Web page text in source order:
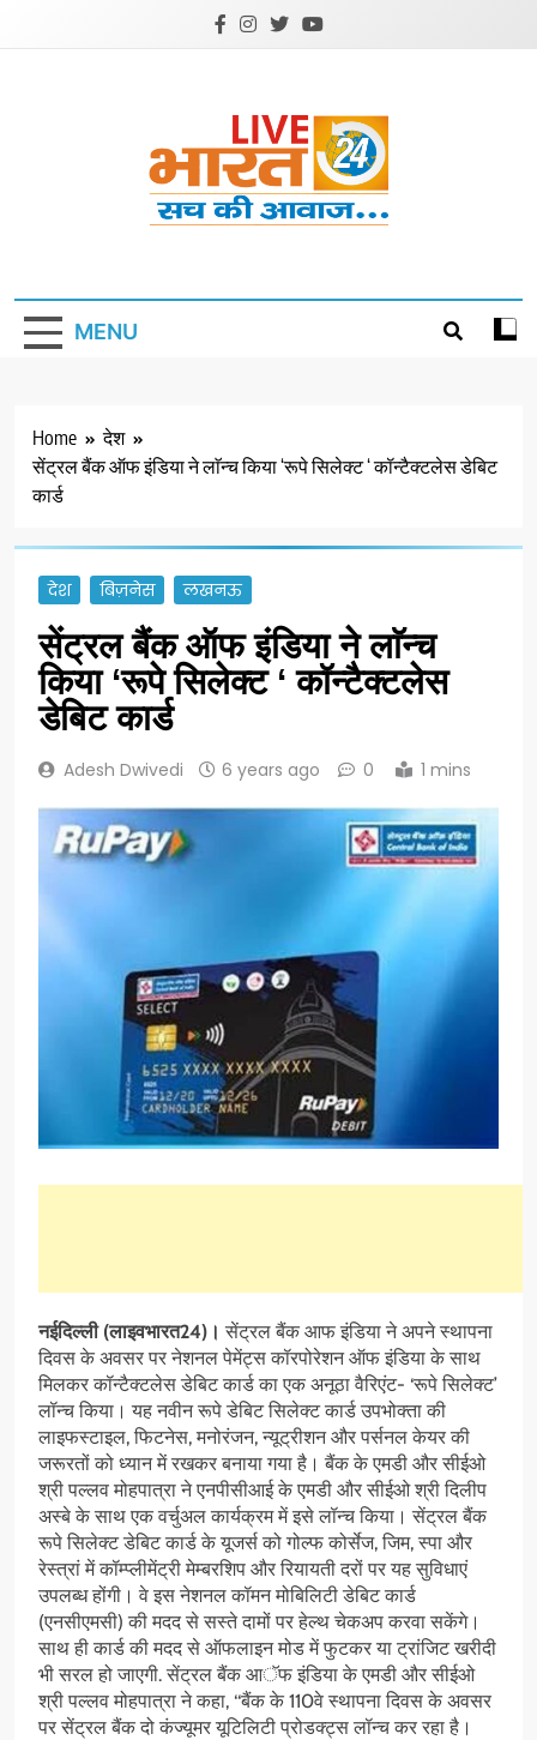
MENU
Home
देश
सेंट्रल बैंक ऑफ इंडिया ने लाॅन्च किया ‘रूपे सिलेक्ट ‘ कॉन्टैक्टलेस डेबिट
कार्ड
देश बिज़नेस लखनऊ
सेंट्रल बैंक ऑफ इंडिया ने लाॅन्च
किया ‘रूपे सिलेक्ट ‘ कॉन्टैक्टलेस
डेबिट कार्ड
Adesh Dwivedi 6 years ago 0 1 mins
नईदिल्ली (लाइवभारत24)। सेंट्रल बैंक आफ इंडिया ने अपने स्थापना
दिवस के अवसर पर नेशनल पेमेंट्स कॉरपोरेशन ऑफ इंडिया के साथ
मिलकर कॉन्टैक्टलेस डेबिट कार्ड का एक अनूठा वैरिएंट- ‘रूपे सिलेक्ट’
लॉन्च किया। यह नवीन रूपे डेबिट सिलेक्ट कार्ड उपभोक्ता की
लाइफस्टाइल, फिटनेस, मनोरंजन, न्यूट्रीशन और पर्सनल केयर की
जरूरतों को ध्यान में रखकर बनाया गया है। बैंक के एमडी और सीईओ
श्री पल्लव मोहपात्रा ने एनपीसीआई के एमडी और सीईओ श्री दिलीप
अस्बे के साथ एक वर्चुअल कार्यक्रम में इसे लॉन्च किया। सेंट्रल बैंक
रूपे सिलेक्ट डेबिट कार्ड के यूजर्स को गोल्फ कोर्सेज, जिम, स्पा और
रेस्त्रां में कॉम्प्लीमेंट्री मेम्बरशिप और रियायती दरों पर यह सुविधाएं
उपलब्ध होंगी। वे इस नेशनल कॉमन मोबिलिटी डेबिट कार्ड
(एनसीएमसी) की मदद से सस्ते दामों पर हेल्थ चेकअप करवा सकेंगे।
साथ ही कार्ड की मदद से ऑफलाइन मोड में फुटकर या ट्रांजिट खरीदी
भी सरल हो जाएगी. सेंट्रल बैंक आॅफ इंडिया के एमडी और सीईओ
श्री पल्लव मोहपात्रा ने कहा, ‘‘बैंक के 110वे स्थापना दिवस के अवसर
पर सेंट्रल बैंक दो कंज्यूमर यूटिलिटी प्रोडक्ट्स लॉन्च कर रहा है।